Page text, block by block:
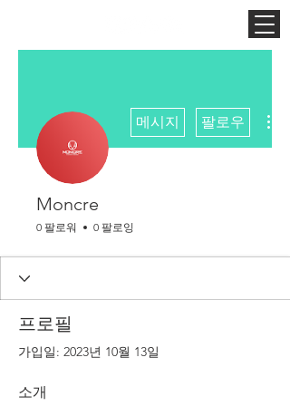
메시지 팔로우
Moncre
0 팔로워 0 팔로잉
프로필
가입일: 2023년 10월 13일
소개